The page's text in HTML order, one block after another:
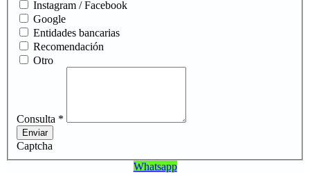
Instagram / Facebook
Google
Entidades bancarias
Recomendación
Otro
Consulta *
Enviar
Captcha
Whatsapp